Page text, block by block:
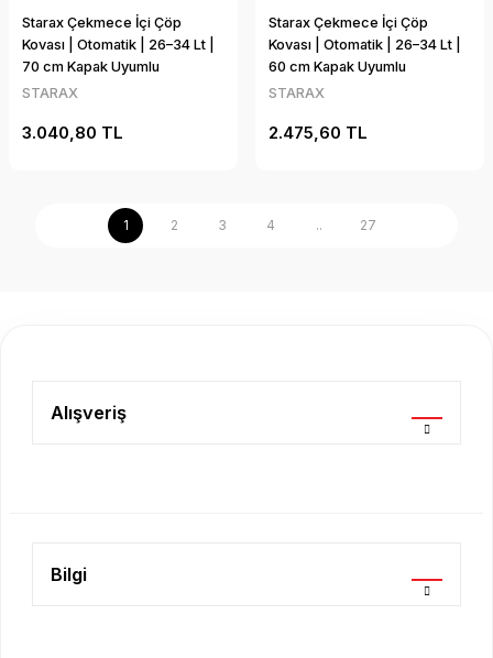
Starax Çekmece İçi Çöp
Kovası | Otomatik | 26–34 Lt |
70 cm Kapak Uyumlu
STARAX
3.040,80 TL
Starax Çekmece İçi Çöp
Kovası | Otomatik | 26–34 Lt |
60 cm Kapak Uyumlu
STARAX
2.475,60 TL
1 2 3 4 .. 27
Alışveriş
Bilgi